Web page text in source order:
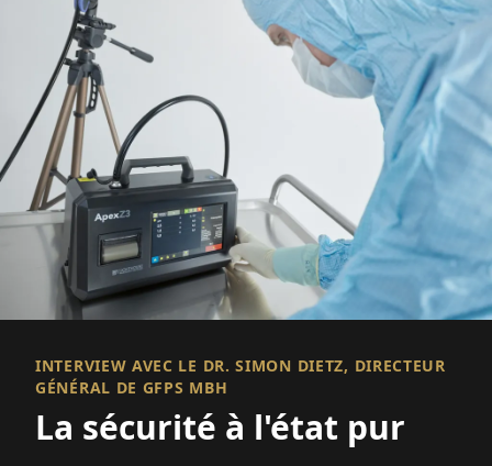
INTERVIEW AVEC LE DR. SIMON DIETZ, DIRECTEUR
GÉNÉRAL DE GFPS MBH
La sécurité à l'état pur